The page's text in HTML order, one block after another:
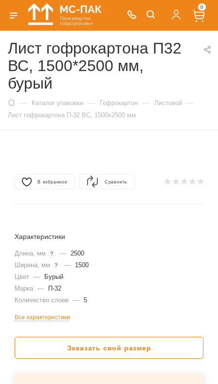
0
Лист гофрокартона П32
ВС, 1500*2500 мм,
бурый
— Каталог упаковки — Гофрокартон — Листовой —
Лист гофрокартона П-32 BC, 1500х2500 мм
В избранное Сравнить
Характеристики
Длина, мм ? — 2500
Ширина, мм
? —
1500
Цвет —
Бурый
Марка —
П-32
Количество слоев
— 5
Все характеристики
Заказать свой размер